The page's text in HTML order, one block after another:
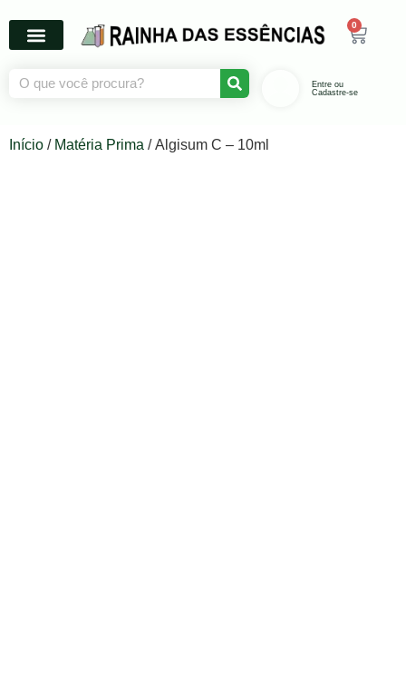
0
Entre ou
Cadastre-se
Início / Matéria Prima / Algisum C – 10ml